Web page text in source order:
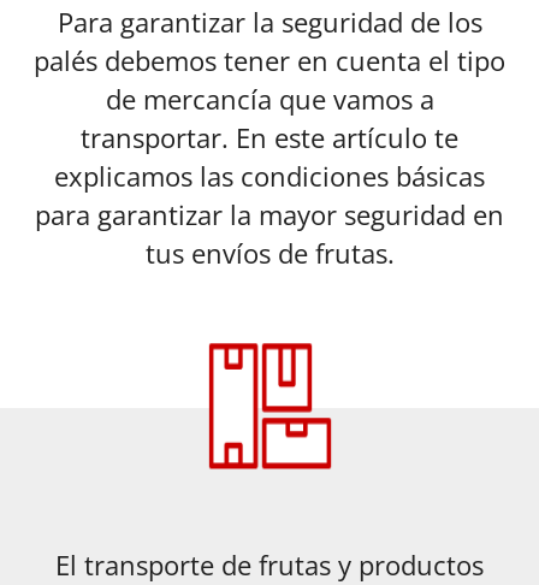
Para garantizar la seguridad de los
palés debemos tener en cuenta el tipo
de mercancía que vamos a
transportar. En este artículo te
explicamos las condiciones básicas
para garantizar la mayor seguridad en
tus envíos de frutas.
El transporte de frutas y productos